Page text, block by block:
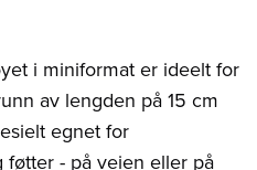
i miniformat er ideelt for
av lengden på 15 cm
egnet for
føtter - på veien eller på